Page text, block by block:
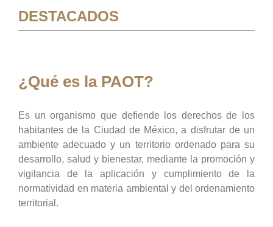
DESTACADOS
¿Qué es la PAOT?
Es un organismo que defiende los derechos de los
habitantes de la Ciudad de México, a disfrutar de un
ambiente adecuado y un territorio ordenado para su
desarrollo, salud y bienestar, mediante la promoción y
vigilancia de la aplicación y cumplimiento de la
normatividad en materia ambiental y del ordenamiento
territorial.